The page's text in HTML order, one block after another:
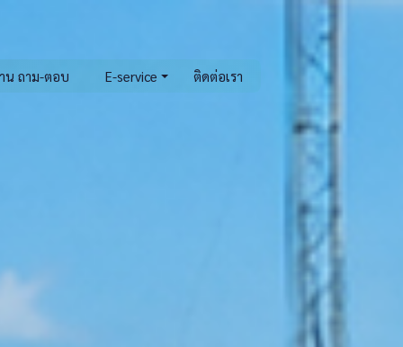
น ถาม-ตอบ E-service ติดต่อเรา